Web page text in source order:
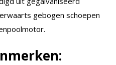
gebogen schoepen